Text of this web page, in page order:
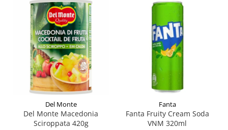
Del Monte
Del Monte Macedonia
Sciroppata 420g
Fanta
Fanta Fruity Cream Soda
VNM 320ml